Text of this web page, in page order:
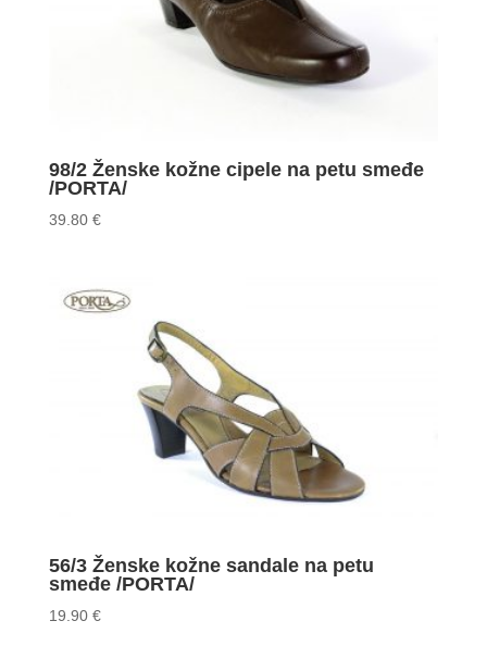
98/2 Ženske kožne cipele na petu smeđe
/PORTA/
39.80 €
56/3 Ženske kožne sandale na petu
smeđe /PORTA/
19.90 €